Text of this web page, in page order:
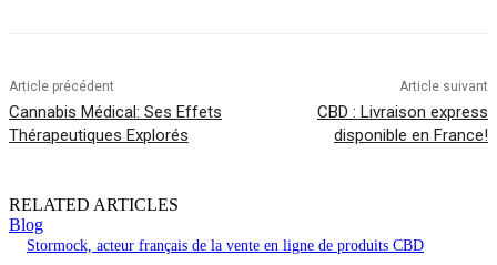
Article précédent
Cannabis Médical: Ses Effets
Thérapeutiques Explorés
Article suivant
CBD : Livraison express
disponible en France!
RELATED ARTICLES
Blog
Stormock, acteur français de la vente en ligne de produits CBD